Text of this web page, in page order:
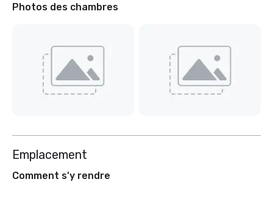
Photos des chambres
Emplacement
Comment s'y rendre